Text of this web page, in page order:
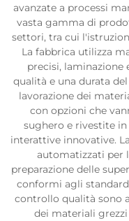
avanzate a processi
vasta gamma di
settori, tra cui
La fabbrica utilizza
precisi, laminazione
qualità e una durata
lavorazione dei
con opzioni che
sughero e rivestite
interattive innovative.
automatizzati per
preparazione delle
conformi agli
controllo qualità sono
dei materiali